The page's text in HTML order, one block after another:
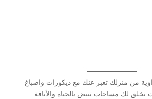
من منزلك تعبر عنك مع ديكورات واصباغ
نخلق لك مساحات تنبض بالحياة والأناقة.